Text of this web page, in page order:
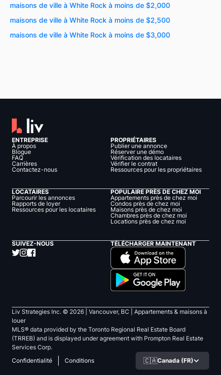
maisons de ville à White Rock à moins de $2,000
maisons de ville à White Rock à moins de $2,500
maisons de ville à White Rock à moins de $3,000
ENTREPRISE
À propos
Blogue
FAQ
Carrières
Contactez-nous
PROPRIÉTAIRES
Publier une annonce
Réserver une démo
Vérification des locataires
Vérifier le contrat
Ressources pour les propriétaires
LOCATAIRES
Parcourir les annonces
Rapports de loyer
Ressources pour les locataires
POPULAIRE PRÈS DE CHEZ MOI
Appartements près de chez moi
Condos près de chez moi
Maisons près de chez moi
Chambres près de chez moi
Locations près de chez moi
SUIVEZ-NOUS TÉLÉCHARGER MAINTENANT
Liv Strategies Inc. © 2026 | Vancouver, BC |
Appartements & maisons à
louer
MLS® data provided by the Toronto Regional Real Estate Board
(TRREB) and is displayed under agreement with Prompton Real Estate
Services Corp.
Confidentialité
Conditions 🇨🇦Canada (FR)